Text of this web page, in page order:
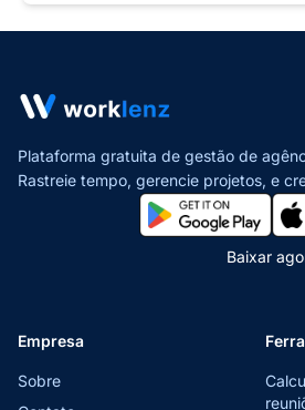
Plataforma gratuita de gestão de
Rastreie tempo, gerencie projetos, e
Baixar
Empresa
Sobre